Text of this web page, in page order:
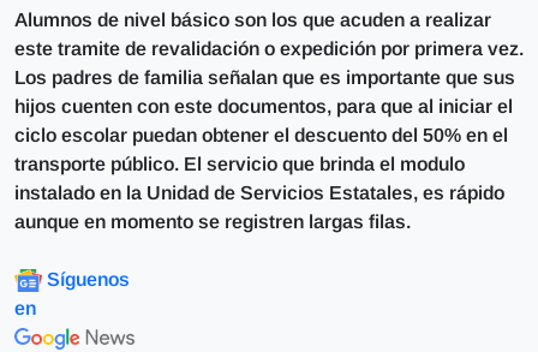
Alumnos de nivel básico son los que acuden a realizar
este tramite de revalidación o expedición por primera vez.
Los padres de familia señalan que es importante que sus
hijos cuenten con este documentos, para que al iniciar el
ciclo escolar puedan obtener el descuento del 50% en el
transporte público. El servicio que brinda el modulo
instalado en la Unidad de Servicios Estatales, es rápido
aunque en momento se registren largas filas.
Síguenos
en